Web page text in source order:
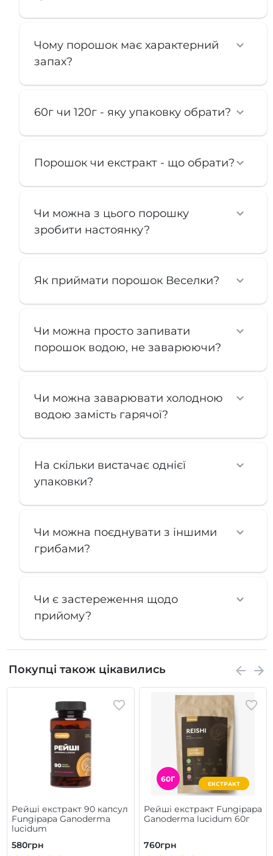
Чому порошок має характерний
запах?
60г чи 120г - яку упаковку обрати?
Порошок чи екстракт - що обрати?
Чи можна з цього порошку
зробити настоянку?
Як приймати порошок Веселки?
Чи можна просто запивати
порошок водою, не заварюючи?
Чи можна заварювати холодною
водою замість гарячої?
На скільки вистачає однієї
упаковки?
Чи можна поєднувати з іншими
грибами?
Чи є застереження щодо
прийому?
Покупці також цікавились
Рейші екстракт 90 капсул
Fungipapa Ganoderma
lucidum
580грн
ЕКСТРАКТ
60Г
Рейші екстракт Fungipapa
Ganoderma lucidum 60г
760грн